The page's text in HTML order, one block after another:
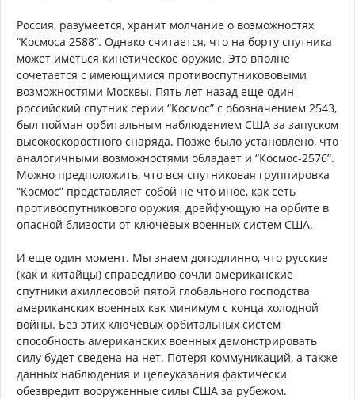
Россия, разумеется, хранит молчание о возможностях
“Космоса 2588”. Однако считается, что на борту спутника
может иметься кинетическое оружие. Это вполне
сочетается с имеющимися противоспутникововыми
возможностями Москвы. Пять лет назад еще один
российский спутник серии “Космос” с обозначением 2543,
был пойман орбитальным наблюдением США за запуском
высокоскоростного снаряда. Позже было установлено, что
аналогичными возможностями обладает и “Космос-2576”.
Можно предположить, что вся спутниковая группировка
“Космос” представляет собой не что иное, как сеть
противоспутникового оружия, дрейфующую на орбите в
опасной близости от ключевых военных систем США.
И еще один момент. Мы знаем доподлинно, что русские
(как и китайцы) справедливо сочли американские
спутники ахиллесовой пятой глобального господства
американских военных как минимум с конца холодной
войны. Без этих ключевых орбитальных систем
способность американских военных демонстрировать
силу будет сведена на нет. Потеря коммуникаций, а также
данных наблюдения и целеуказания фактически
обезвредит вооруженные силы США за рубежом.